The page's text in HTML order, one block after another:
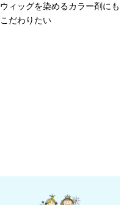
ウィッグを染めるカラー剤にも
こだわりたい